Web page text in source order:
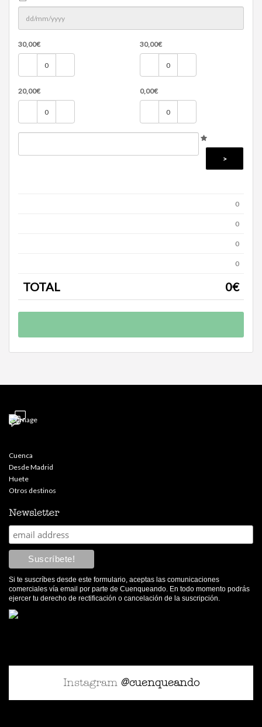
30,00€ 30,00€
20,00€ 0,00€
0
0
0
0
TOTAL 0€
Cuenca
Desde Madrid
Huete
Otros destinos
Newsletter
Si te suscríbes desde este formulario, aceptas las comunicaciones
comerciales vía email por parte de Cuenqueando. En todo momento podrás
ejercer tu derecho de rectificación o cancelación de la suscripción.
Instagram @cuenqueando